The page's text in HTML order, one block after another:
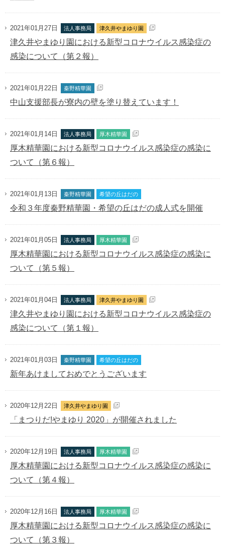
2021年01月27日 法人事務局 津久井やまゆり園
津久井やまゆり園における新型コロナウイルス感染症の
感染について（第２報）
2021年01月22日 秦野精華園
中山支援部長が寮内の壁を塗り替えています！
2021年01月14日 法人事務局 厚木精華園
厚木精華園における新型コロナウイルス感染症の感染に
ついて（第６報）
2021年01月13日 秦野精華園 希望の丘はだの
令和３年度秦野精華園・希望の丘はだの成人式を開催
2021年01月05日 法人事務局 厚木精華園
厚木精華園における新型コロナウイルス感染症の感染に
ついて（第５報）
2021年01月04日 法人事務局 津久井やまゆり園
津久井やまゆり園における新型コロナウイルス感染症の
感染について（第１報）
2021年01月03日 秦野精華園 希望の丘はだの
新年あけましておめでとうございます
2020年12月22日 津久井やまゆり園
「まつりだ!やまゆり 2020」が開催されました
2020年12月19日 法人事務局 厚木精華園
厚木精華園における新型コロナウイルス感染症の感染に
ついて（第４報）
2020年12月16日 法人事務局 厚木精華園
厚木精華園における新型コロナウイルス感染症の感染に
ついて（第３報）